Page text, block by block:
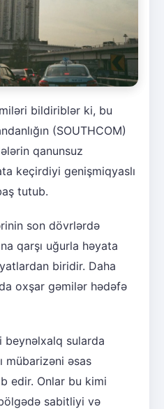
bildiriblər ki, bu
(SOUTHCOM)
qanunsuz
keçirdiyi genişmiqyaslı
tutub.
son dövrlərdə
qarşı uğurla həyata
biridir. Daha
oxşar gəmilər hədəfə
beynəlxalq sularda
mübarizəni əsas
edir. Onlar bu kimi
sabitliyi və